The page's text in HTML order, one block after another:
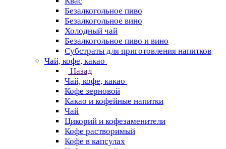
Безалкогольное пиво
Безалкогольное вино
Холодный чай
Безалкогольное пиво и вино
Субстраты для приготовления напитков
Чай, кофе, какао
Назад
Чай, кофе, какао
Кофе зерновой
Какао и кофейные напитки
Чай
Цикорий и кофезаменители
Кофе растворимый
Кофе в капсулах